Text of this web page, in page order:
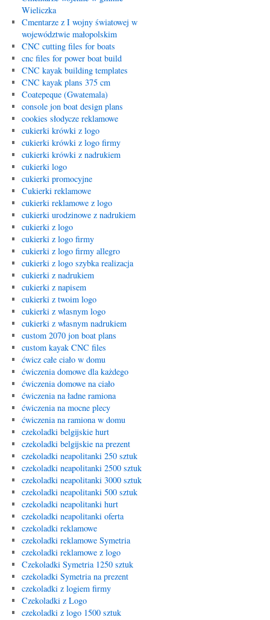
Wieliczka
Cmentarze z I wojny światowej w
województwie małopolskim
CNC cutting files for boats
cnc files for power boat build
CNC kayak building templates
CNC kayak plans 375 cm
Coatepeque (Gwatemala)
console jon boat design plans
cookies słodycze reklamowe
cukierki krówki z logo
cukierki krówki z logo firmy
cukierki krówki z nadrukiem
cukierki logo
cukierki promocyjne
Cukierki reklamowe
cukierki reklamowe z logo
cukierki urodzinowe z nadrukiem
cukierki z logo
cukierki z logo firmy
cukierki z logo firmy allegro
cukierki z logo szybka realizacja
cukierki z nadrukiem
cukierki z napisem
cukierki z twoim logo
cukierki z wlasnym logo
cukierki z własnym nadrukiem
custom 2070 jon boat plans
custom kayak CNC files
ćwicz całe ciało w domu
ćwiczenia domowe dla każdego
ćwiczenia domowe na ciało
ćwiczenia na ładne ramiona
ćwiczenia na mocne plecy
ćwiczenia na ramiona w domu
czekoladki belgijskie hurt
czekoladki belgijskie na prezent
czekoladki neapolitanki 250 sztuk
czekoladki neapolitanki 2500 sztuk
czekoladki neapolitanki 3000 sztuk
czekoladki neapolitanki 500 sztuk
czekoladki neapolitanki hurt
czekoladki neapolitanki oferta
czekoladki reklamowe
czekoladki reklamowe Symetria
czekoladki reklamowe z logo
Czekoladki Symetria 1250 sztuk
czekoladki Symetria na prezent
czekoladki z logiem firmy
Czekoladki z Logo
czekoladki z logo 1500 sztuk